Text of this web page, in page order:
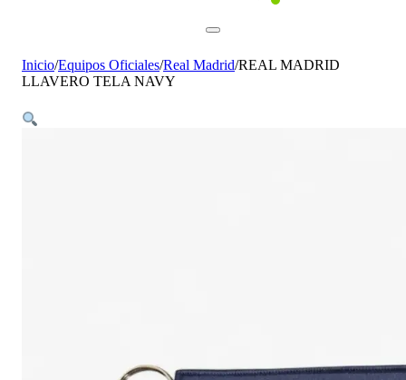
Inicio/Equipos Oficiales/Real Madrid/REAL MADRID
LLAVERO TELA NAVY